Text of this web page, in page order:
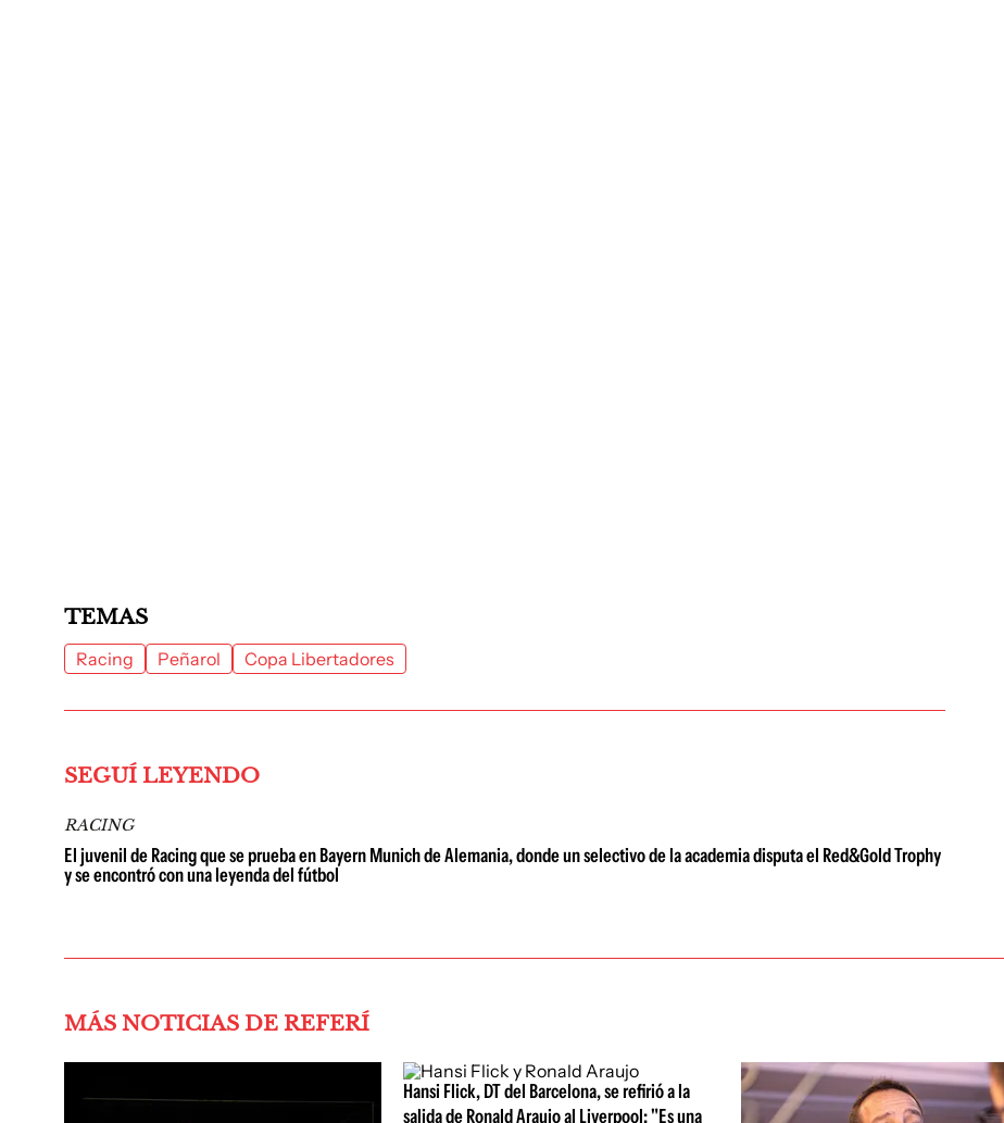
TEMAS
Racing Peñarol Copa Libertadores
SEGUÍ LEYENDO
RACING
El juvenil de Racing que se prueba en Bayern Munich de Alemania, donde un selectivo de la academia disputa el Red&Gold Trophy
y se encontró con una leyenda del fútbol
MÁS NOTICIAS DE REFERÍ
Hansi Flick, DT del Barcelona, se refirió a la
salida de Ronald Araujo al Liverpool: "Es una